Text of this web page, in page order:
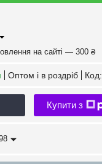
на сайті — 300 ₴
Оптом і в роздріб Код:
Купити з